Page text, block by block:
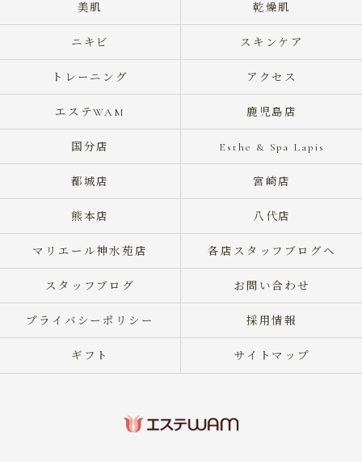
美肌 乾燥肌
ニキビ スキンケア
トレーニング アクセス
エステWAM 鹿児島店
国分店 Esthe & Spa Lapis
都城店 宮崎店
熊本店 八代店
マリエール神水苑店 各店スタッフブログへ
スタッフブログ お問い合わせ
プライバシーポリシー 採用情報
ギフト サイトマップ